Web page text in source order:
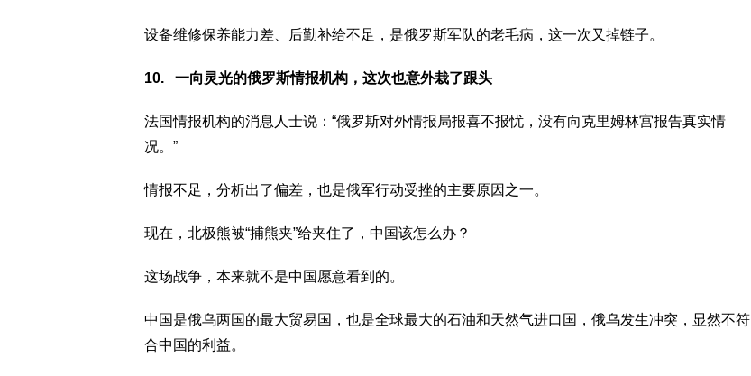
设备维修保养能力差、后勤补给不足，是俄罗斯军队的老毛病，这一次又掉链子。
10. 一向灵光的俄罗斯情报机构，这次也意外栽了跟头
法国情报机构的消息人士说：“俄罗斯对外情报局报喜不报忧，没有向克里姆林宫报告真实情
况。”
情报不足，分析出了偏差，也是俄军行动受挫的主要原因之一。
现在，北极熊被“捕熊夹”给夹住了，中国该怎么办？
这场战争，本来就不是中国愿意看到的。
中国是俄乌两国的最大贸易国，也是全球最大的石油和天然气进口国，俄乌发生冲突，显然不符
合中国的利益。